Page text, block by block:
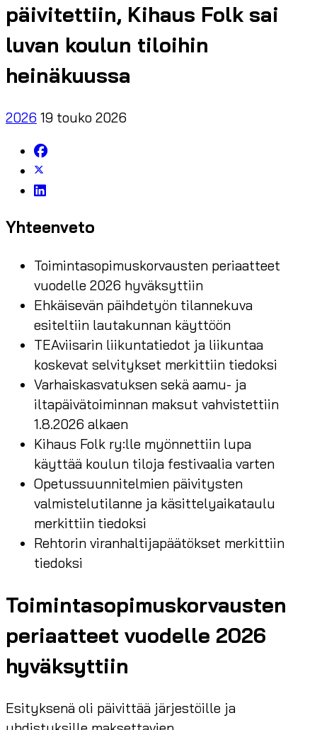
päivitettiin, Kihaus Folk sai
luvan koulun tiloihin
heinäkuussa
2026 19 touko 2026
Yhteenveto
Toimintasopimuskorvausten periaatteet
vuodelle 2026 hyväksyttiin
Ehkäisevän päihdetyön tilannekuva
esiteltiin lautakunnan käyttöön
TEAviisarin liikuntatiedot ja liikuntaa
koskevat selvitykset merkittiin tiedoksi
Varhaiskasvatuksen sekä aamu- ja
iltapäivätoiminnan maksut vahvistettiin
1.8.2026 alkaen
Kihaus Folk ry:lle myönnettiin lupa
käyttää koulun tiloja festivaalia varten
Opetussuunnitelmien päivitysten
valmistelutilanne ja käsittelyaikataulu
merkittiin tiedoksi
Rehtorin viranhaltijapäätökset merkittiin
tiedoksi
Toimintasopimuskorvausten
periaatteet vuodelle 2026
hyväksyttiin
Esityksenä oli päivittää järjestöille ja